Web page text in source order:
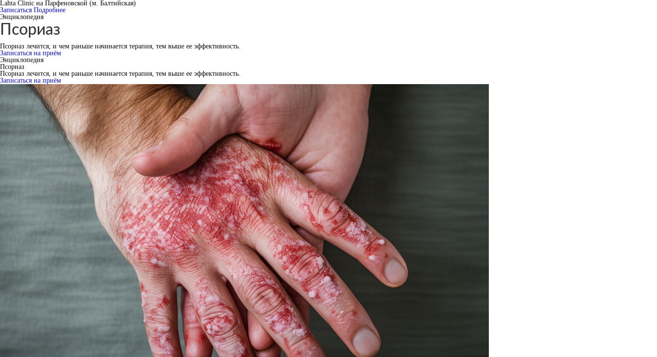
Lahta Clinic на Парфеновской (м. Балтийская)
Записаться Подробнее
Энциклопедия
Псориаз
Псориаз лечится, и чем раньше начинается терапия, тем выше ее эффективность.
Записаться на приём
Энциклопедия
Псориаз
Псориаз лечится, и чем раньше начинается терапия, тем выше ее эффективность.
Записаться на приём